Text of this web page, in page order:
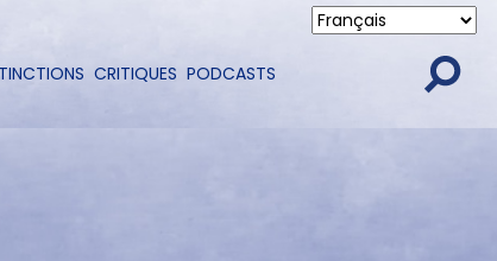
CRITIQUES PODCASTS